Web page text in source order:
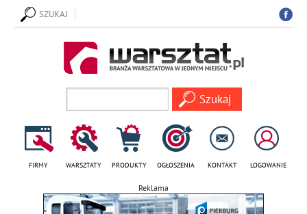
SZUKAJ
FIRMY WARSZTATY PRODUKTY OGŁOSZENIA KONTAKT LOGOWANIE
Reklama